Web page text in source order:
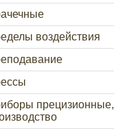
воздействия
прецизионные,